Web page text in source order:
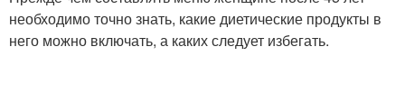
необходимо точно знать, какие диетические продукты в
него можно включать, а каких следует избегать.